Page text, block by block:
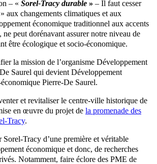
– « Sorel-Tracy durable » – Il faut cesser
» aux changements climatiques et aux
économique traditionnel aux accents
ne peut dorénavant assurer notre niveau de
être écologique et socio-économique.
la mission de l’organisme Développement
Saurel qui devient Développement
Pierre-De Saurel.
et revitaliser le centre-ville historique de
en œuvre du projet de la promenade des
Tracy.
Tracy d’une première et véritable
économique et donc, de recherches
Notamment, faire éclore des PME de